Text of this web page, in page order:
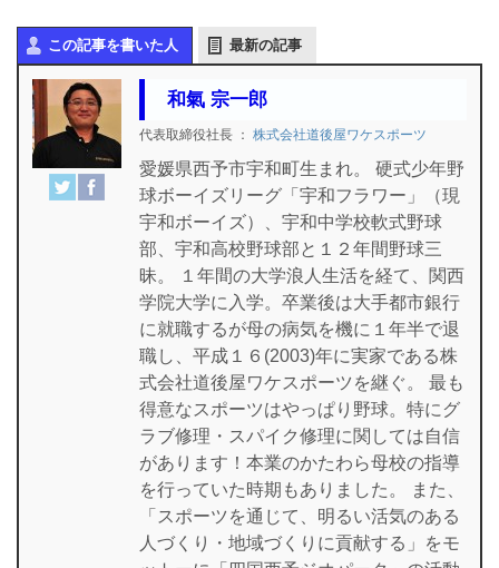
この記事を書いた人 最新の記事
和氣 宗一郎
代表取締役社長 ： 株式会社道後屋ワケスポーツ
愛媛県西予市宇和町生まれ。 硬式少年野
球ボーイズリーグ「宇和フラワー」（現
宇和ボーイズ）、宇和中学校軟式野球
部、宇和高校野球部と１２年間野球三
昧。 １年間の大学浪人生活を経て、関西
学院大学に入学。卒業後は大手都市銀行
に就職するが母の病気を機に１年半で退
職し、平成１６(2003)年に実家である株
式会社道後屋ワケスポーツを継ぐ。 最も
得意なスポーツはやっぱり野球。特にグ
ラブ修理・スパイク修理に関しては自信
があります！本業のかたわら母校の指導
を行っていた時期もありました。 また、
「スポーツを通じて、明るい活気のある
人づくり・地域づくりに貢献する」をモ